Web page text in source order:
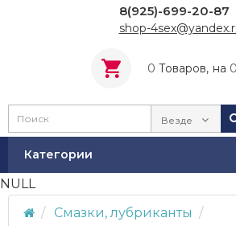
8(925)-699-20-87
shop-
0 Tоваров, на
Везде
Категории
NULL
Смазки, лубриканты